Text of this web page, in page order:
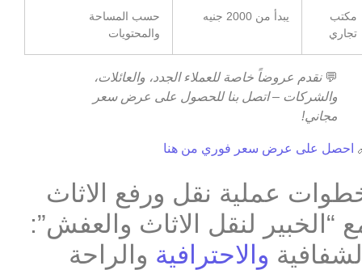
مكتب
تجاري
يبدأ من 2000 جنيه
حسب المساحة
والمحتويات
💬نقدم عروضاً خاصة للعملاء الجدد، والعائلات،
والشركات – اتصل بنا للحصول على عرض سعر
مجاني!
احصل على عرض سعر فوري من هنا
عملية نقل ورفع الاثاث
“الخبير لنقل الاثاث والعفش”:
والاحترافية والراحة